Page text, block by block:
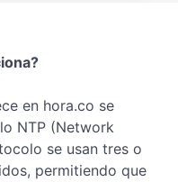
en hora.co se
NTP (Network
se usan tres o
permitiendo que